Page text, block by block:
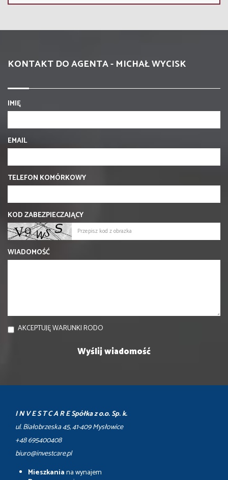
KONTAKT DO AGENTA - MICHAŁ WYCISK
IMIĘ
EMAIL
TELEFON KOMÓRKOWY
KOD ZABEZPIECZAJĄCY
WIADOMOŚĆ
AKCEPTUJĘ WARUNKI RODO
I N V E S T C A R E Spółka z o.o. Sp. k.
ul. Białobrzeska 45, 41-409 Mysłowice
+48 695400408
biuro@investcare.pl
Mieszkaniana wynajem